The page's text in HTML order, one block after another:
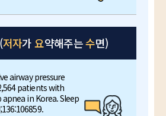
저자가요약해주는수면)
airway pressure
patients with
in Korea. Sleep